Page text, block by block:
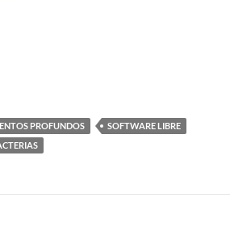
PROFUNDOS
SOFTWARE LIBRE